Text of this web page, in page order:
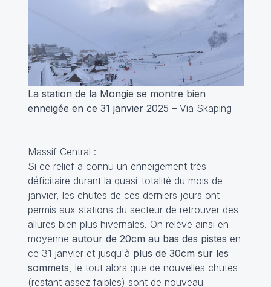
La station de la Mongie se montre bien
enneigée en ce 31 janvier 2025 – Via Skaping
Massif Central :
Si ce relief a connu un enneigement très
déficitaire durant la quasi-totalité du mois de
janvier, les chutes de ces derniers jours ont
permis aux stations du secteur de retrouver des
allures bien plus hivernales. On relève ainsi en
moyenne autour de 20cm au bas des pistes en
ce 31 janvier et jusqu'à plus de 30cm sur les
sommets, le tout alors que de nouvelles chutes
(restant assez faibles) sont de nouveau